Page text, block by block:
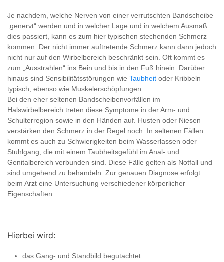
Je nachdem, welche Nerven von einer verrutschten Bandscheibe
„genervt“ werden und in welcher Lage und in welchem Ausmaß
dies passiert, kann es zum hier typischen stechenden Schmerz
kommen. Der nicht immer auftretende Schmerz kann dann jedoch
nicht nur auf den Wirbelbereich beschränkt sein. Oft kommt es
zum „Ausstrahlen“ ins Bein und bis in den Fuß hinein. Darüber
hinaus sind Sensibilitätsstörungen wie Taubheit oder Kribbeln
typisch, ebenso wie Muskelerschöpfungen.
Bei den eher seltenen Bandscheibenvorfällen im
Halswirbelbereich treten diese Symptome in der Arm- und
Schulterregion sowie in den Händen auf. Husten oder Niesen
verstärken den Schmerz in der Regel noch. In seltenen Fällen
kommt es auch zu Schwierigkeiten beim Wasserlassen oder
Stuhlgang, die mit einem Taubheitsgefühl im Anal- und
Genitalbereich verbunden sind. Diese Fälle gelten als Notfall und
sind umgehend zu behandeln. Zur genauen Diagnose erfolgt
beim Arzt eine Untersuchung verschiedener körperlicher
Eigenschaften.
Hierbei wird:
das Gang- und Standbild begutachtet